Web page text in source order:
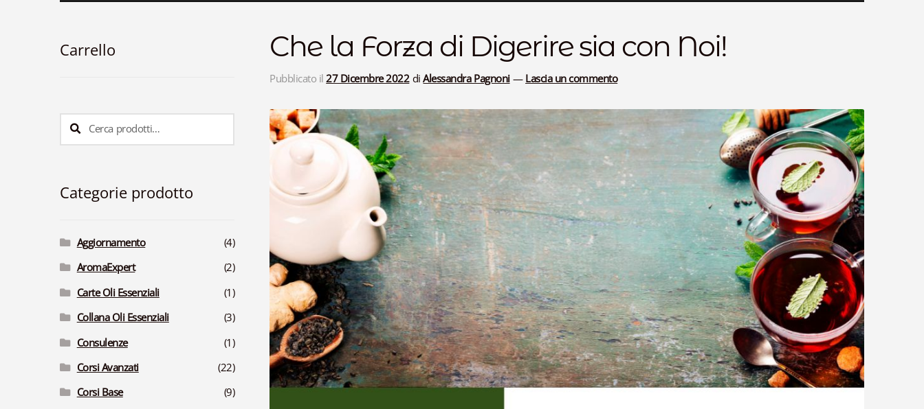
Che la Forza di Digerire sia con Noi!
Pubblicato il27 Dicembre 2022 diAlessandra Pagnoni —Lascia un commento
Carrello
Cerca:
Cerca
Categorie prodotto
Aggiornamento
(4)
AromaExpert
(2)
Carte Oli Essenziali
(1)
Collana Oli Essenziali
(3)
Consulenze
(1)
Corsi Avanzati
(22)
Corsi Base
(9)